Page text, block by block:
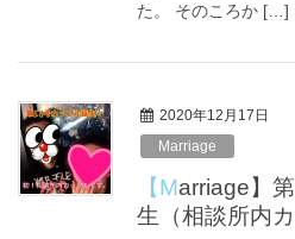
た。 そのころか […]
2020年12月17日
Marriage
【Marriage】第５・６号カップル誕
生（相談所内